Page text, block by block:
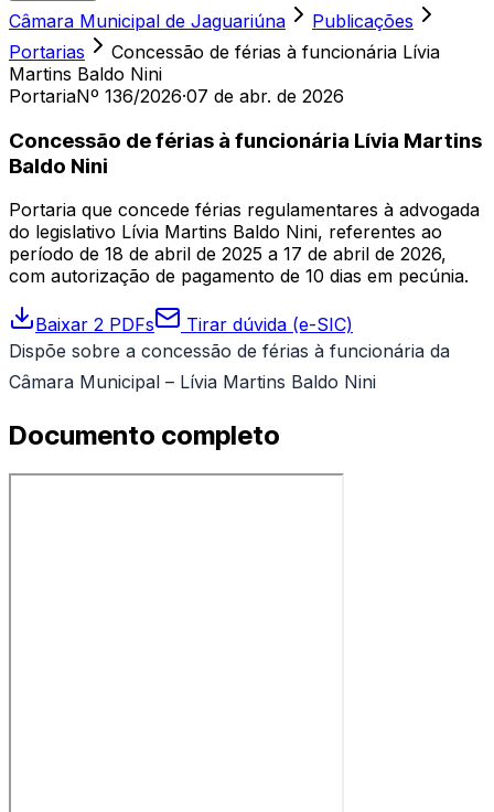
Câmara Municipal de Jaguariúna
Publicações
Portarias
Concessão de férias à funcionária Lívia
Martins Baldo Nini
PortariaNº 136/2026·07 de abr. de 2026
Concessão de férias à funcionária Lívia Martins
Baldo Nini
Portaria que concede férias regulamentares à advogada
do legislativo Lívia Martins Baldo Nini, referentes ao
período de 18 de abril de 2025 a 17 de abril de 2026,
com autorização de pagamento de 10 dias em pecúnia.
Baixar 2 PDFs
Tirar dúvida (e-SIC)
Dispõe sobre a concessão de férias à funcionária da
Câmara Municipal – Lívia Martins Baldo Nini
Documento completo